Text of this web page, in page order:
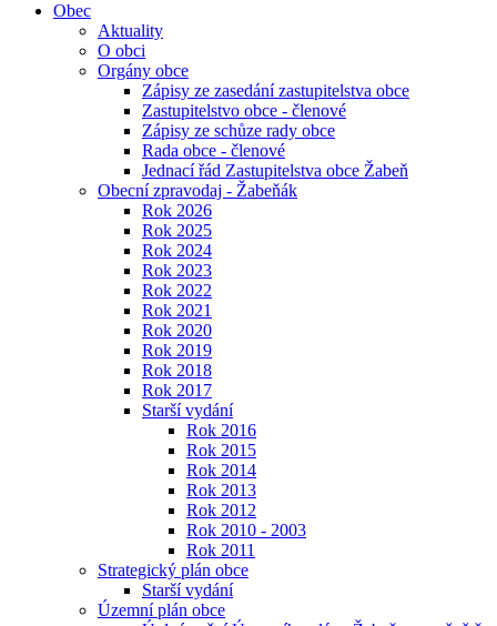
Obec
Aktuality
O obci
Orgány obce
Zápisy ze zasedání zastupitelstva obce
Zastupitelstvo obce - členové
Zápisy ze schůze rady obce
Rada obce - členové
Jednací řád Zastupitelstva obce Žabeň
Obecní zpravodaj - Žabeňák
Rok 2026
Rok 2025
Rok 2024
Rok 2023
Rok 2022
Rok 2021
Rok 2020
Rok 2019
Rok 2018
Rok 2017
Starší vydání
Rok 2016
Rok 2015
Rok 2014
Rok 2013
Rok 2012
Rok 2010 - 2003
Rok 2011
Strategický plán obce
Starší vydání
Územní plán obce